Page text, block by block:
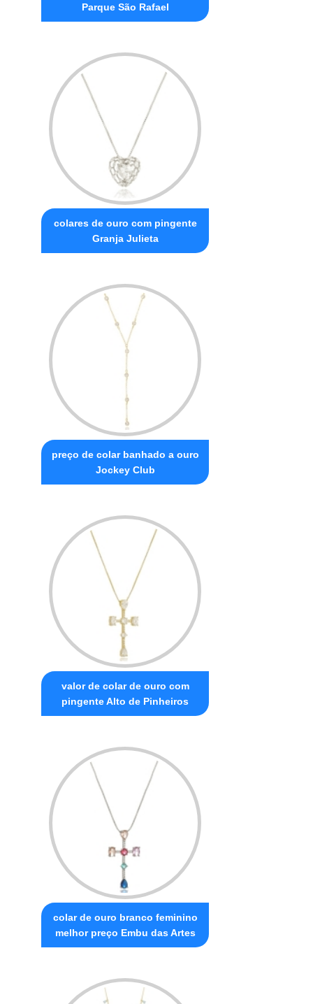
Parque São Rafael
colares de ouro com pingente
Granja Julieta
preço de colar banhado a ouro
Jockey Club
valor de colar de ouro com
pingente Alto de Pinheiros
colar de ouro branco feminino
melhor preço Embu das Artes